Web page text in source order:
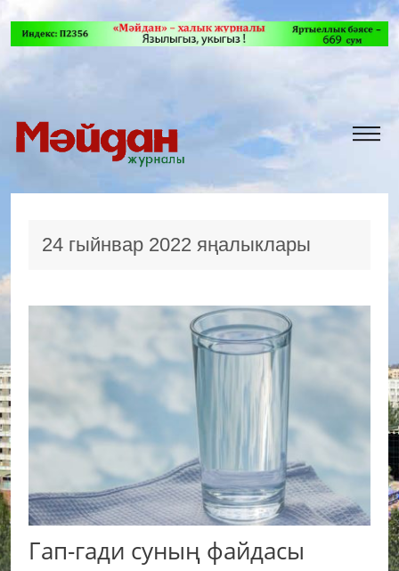
24 гыйнвар 2022 яңалыклары
Гап-гади суның файдасы